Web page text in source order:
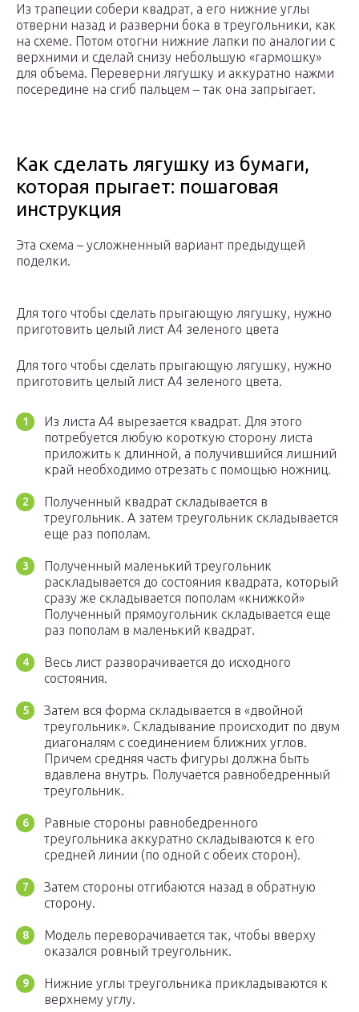
Из трапеции собери квадрат, а его нижние углы
отверни назад и разверни бока в треугольники, как
на схеме. Потом отогни нижние лапки по аналогии с
верхними и сделай снизу небольшую «гармошку»
для объема. Переверни лягушку и аккуратно нажми
посередине на сгиб пальцем – так она запрыгает.
Как сделать лягушку из бумаги,
которая прыгает: пошаговая
инструкция
Эта схема – усложненный вариант предыдущей
поделки.
Для того чтобы сделать прыгающую лягушку, нужно
приготовить целый лист А4 зеленого цвета
Для того чтобы сделать прыгающую лягушку, нужно
приготовить целый лист А4 зеленого цвета.
Из листа А4 вырезается квадрат. Для этого
потребуется любую короткую сторону листа
приложить к длинной, а получившийся лишний
край необходимо отрезать с помощью ножниц.
Полученный квадрат складывается в
треугольник. А затем треугольник складывается
еще раз пополам.
Полученный маленький треугольник
раскладывается до состояния квадрата, который
сразу же складывается пополам «книжкой»
Полученный прямоугольник складывается еще
раз пополам в маленький квадрат.
Весь лист разворачивается до исходного
состояния.
Затем вся форма складывается в «двойной
треугольник». Складывание происходит по двум
диагоналям с соединением ближних углов.
Причем средняя часть фигуры должна быть
вдавлена внутрь. Получается равнобедренный
треугольник.
Равные стороны равнобедренного
треугольника аккуратно складываются к его
средней линии (по одной с обеих сторон).
Затем стороны отгибаются назад в обратную
сторону.
Модель переворачивается так, чтобы вверху
оказался ровный треугольник.
Нижние углы треугольника прикладываются к
верхнему углу.